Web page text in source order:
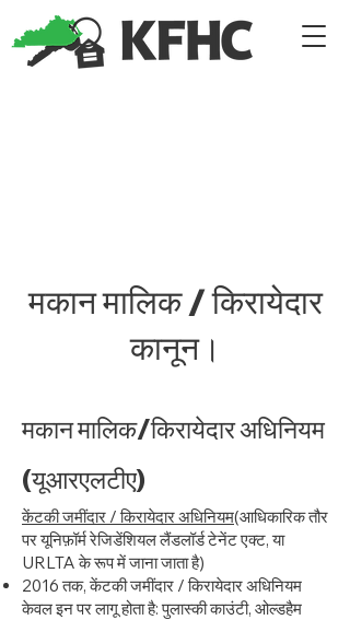
मकान मालिक / किरायेदार
कानून।
मकान मालिक/किरायेदार अधिनियम
(यूआरएलटीए)
केंटकी जमींदार / किरायेदार अधिनियम(आधिकारिक तौर
पर यूनिफ़ॉर्म रेजिडेंशियल लैंडलॉर्ड टेनेंट एक्ट, या
URLTA के रूप में जाना जाता है)
2016 तक, केंटकी जमींदार / किरायेदार अधिनियम
केवल इन पर लागू होता है: पुलास्की काउंटी, ओल्डहैम